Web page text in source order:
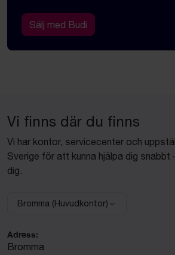
Sälj med Budi
Vi finns där du finns
Vi har kontor, servicecenter och
Sverige för att kunna hjälpa dig snabbt
dig.
Välj anläggning:
Bromma (Huvudkontor)
Adress:
Bromma